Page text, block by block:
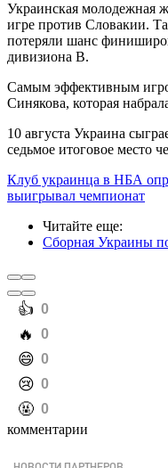
Украинская молодежная
игре против Словакии.
потеряли шанс
дивизиона B.
Самым эффективным
Синякова, которая
10 августа Украина
седьмое итоговое место
Клуб украинца в НБА
выигрывал чемпионат
Читайте еще:
Сборная Украины
️👍 0
️🔥 0
️😄 0
️😢 0
️🤬 0
комментарии